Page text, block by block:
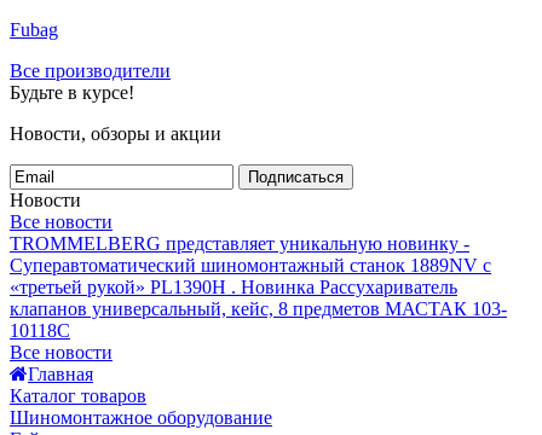
Fubag
Все производители
Будьте в курсе!
Новости, обзоры и акции
Подписаться
Новости
Все новости
TROMMELBERG представляет уникальную новинку -
Суперавтоматический шиномонтажный станок 1889NV с
«третьей рукой» PL1390H . Новинка Рассухариватель
клапанов универсальный, кейс, 8 предметов МАСТАК 103-
10118C
Все новости
Главная
Каталог товаров
Шиномонтажное оборудование